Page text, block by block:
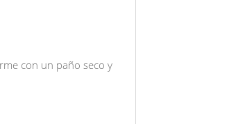
con un paño seco y